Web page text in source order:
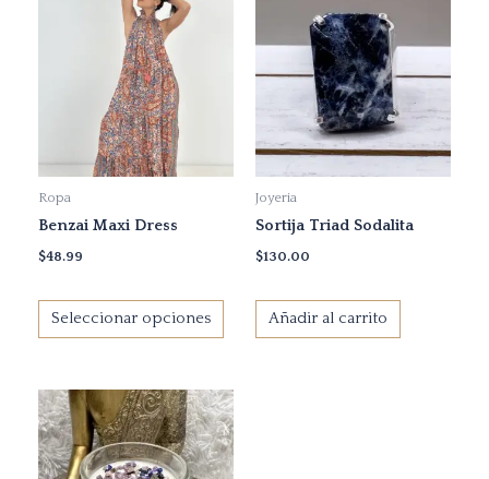
Ropa
Benzai Maxi Dress
$48.99
Seleccionar opciones
tiene
múltiples
opciones
se
pueden
elegir
de
Joyeria
Sortija Triad Sodalita
$130.00
Añadir al carrito